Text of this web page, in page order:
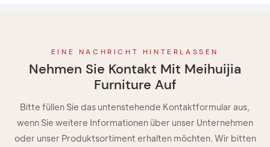
EINE NACHRICHT HINTERLASSEN
Nehmen Sie Kontakt Mit Meihuijia
Furniture Auf
Bitte füllen Sie das untenstehende Kontaktformular aus,
wenn Sie weitere Informationen über unser Unternehmen
oder unser Produktsortiment erhalten möchten. Wir bitten